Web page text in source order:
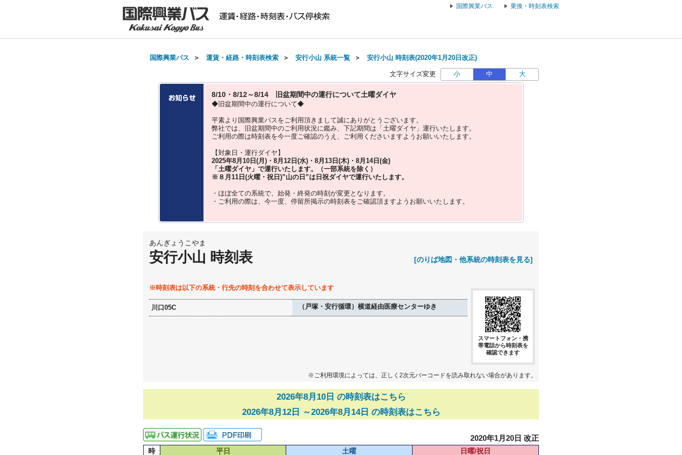
国際興業バス 乗換・時刻表検索
国際興業バス ＞ 運賃・経路・時刻表検索 ＞ 安行小山 系統一覧 ＞ 安行小山 時刻表(2020年1月20日改正)
文字サイズ変更 小 中 大
8/10・8/12～8/14 旧盆期間中の運行について土曜ダイヤ
◆旧盆期間中の運行について◆
平素より国際興業バスをご利用頂きまして誠にありがとうございます。
弊社では、旧盆期間中のご利用状況に鑑み、下記期間は「土曜ダイヤ」運行いたします。
ご利用の際は時刻表を今一度ご確認のうえ、ご利用くださいますようお願いいたします。
【対象日・運行ダイヤ】
2025年8月10日(月)・8月12日(水)・8月13日(木)・8月14日(金)
「土曜ダイヤ」 で運行いたします。（一部系統を除く）
※８月11日(火曜・祝日)”山の日 ”は 日祝ダイヤで運行いたします。
・ほぼ全ての系統で、始発・終発の時刻が変更となります。
・ご利用の際は、今一度、 停留所掲示の時刻表をご確認頂ますようお願いいたします。
あんぎょうこやま
安行小山 時刻表 [のりば地図・他系統の時刻表を見る]
※時刻表は以下の系統・行先の時刻を合わせて表示しています
川口05C （戸塚・安行循環）横道経由医療センターゆき
スマートフォン・携
帯電話から時刻表を
確認できます
※ご利用環境によっては、正しく2次元バーコードを読み取れない場合があります。
2026年8月10日 の時刻表はこちら
2026年8月12日 ～2026年8月14日 の時刻表はこちら
2020年1月20日 改正
時 平日 土曜 日曜/祝日